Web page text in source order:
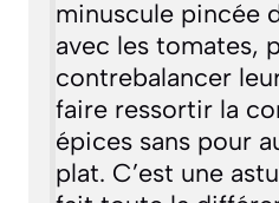
minuscule pincée
avec les tomates,
contrebalancer
faire ressortir la
épices sans pour
plat. C’est une